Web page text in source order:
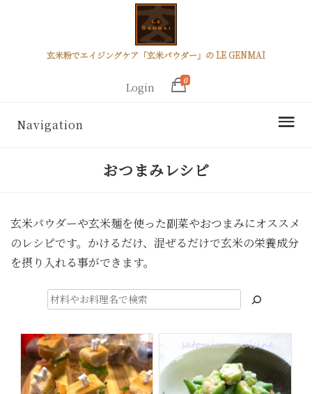
玄米粉でエイジングケア「玄米パウダー」の LE GENMAI
Login
0
Navigation
おつまみレシピ
玄米パウダーや玄米麺を使った副菜やおつまみにオススメ
のレシピです。かけるだけ、混ぜるだけで玄米の栄養成分
を摂り入れる事ができます。